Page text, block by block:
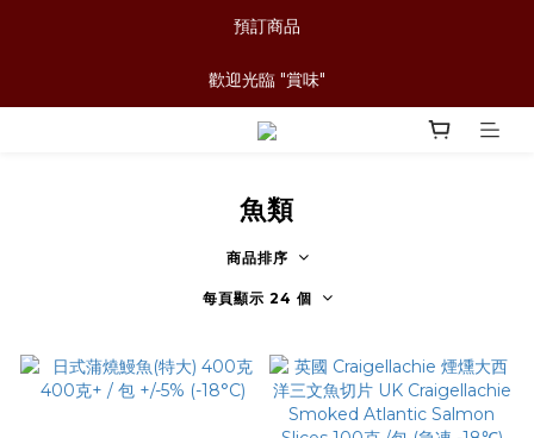
預訂商品
歡迎光臨 "賞味"
魚類
商品排序
每頁顯示 24 個